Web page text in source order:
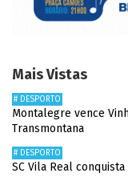
Mais Vistas
# DESPORTO
Montalegre vence
Transmontana
# DESPORTO
SC Vila Real